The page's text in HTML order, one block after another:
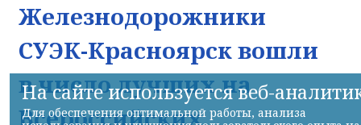
Железнодорожники
СУЭК-Красноярск вошли
в число лучших на
Всероссийских
На сайте используется веб-
Для обеспечения оптимальной работы, анализа